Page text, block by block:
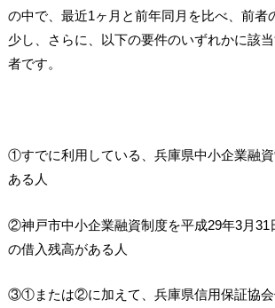
の中で、最近1ヶ月と前年同月を比べ、前者
少し、さらに、以下の要件のいずれかに該
者です。
①すでに利用している、兵庫県中小企業融
ある人
②神戸市中小企業融資制度を平成29年3月31
の借入残高がある人
③①または②に加えて、兵庫県信用保証協会